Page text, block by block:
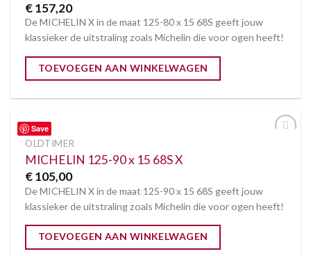
€157,20
De MICHELIN X in de maat 125-80 x 15 68S geeft jouw
klassieker de uitstraling zoals Michelin die voor ogen heeft!
TOEVOEGEN AAN WINKELWAGEN
Save
OLDTIMER
MICHELIN 125-90 x 15 68S X
€105,00
De MICHELIN X in de maat 125-90 x 15 68S geeft jouw
klassieker de uitstraling zoals Michelin die voor ogen heeft!
TOEVOEGEN AAN WINKELWAGEN